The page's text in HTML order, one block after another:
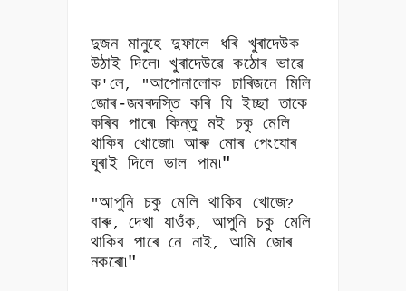
দুজন মানুহে দুফালে ধৰি খুৰাদেউক
উঠাই দিলে৷ খুৰাদেউৱে কঠোৰ ভাৱে
ক' লে, "আপোনালোক চাৰিজনে মিলি
জোৰ-জবৰদস্তি কৰি যি ইচ্ছা তাকে
কৰিব পাৰে৷ কিন্তু মই চকু মেলি
থাকিব খোজো৷ আৰু মোৰ পেংযোৰ
ঘূৰাই দিলে ভাল পাম৷"
"আপুনি চকু মেলি থাকিব খোজে?
বাৰু,দেখা যাওঁক, আপুনি চকু মেলি
থাকিব পাৰে নে নাই, আমি জোৰ
নকৰো৷"